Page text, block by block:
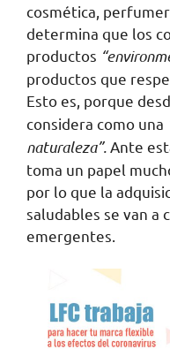
cosmética,
determina que los
productos
productos que
Esto es, porque
considera como una
naturaleza”. Ante
toma un papel
por lo que la
saludables se van a
emergentes.